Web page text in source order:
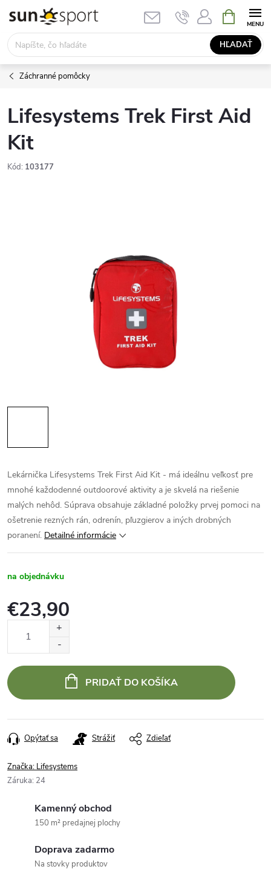
obsah
HĽADAŤ
KOŠÍK
Záchranné pomôcky
Lifesystems Trek First Aid
Kit
Kód: 103177
Lekárnička Lifesystems Trek First Aid Kit - má ideálnu veľkosť pre
mnohé každodenné outdoorové aktivity a je skvelá na riešenie
malých nehôd. Súprava obsahuje základné položky prvej pomoci na
ošetrenie rezných rán, odrenín, pľuzgierov a iných drobných
poranení. Detailné informácie
na objednávku
€23,90
PRIDAŤ DO KOŠÍKA
Opýtať sa Strážiť Zdieľať
Značka: Lifesystems
Záruka: 24
Kamenný obchod
150 m² predajnej plochy
Doprava zadarmo
Na stovky produktov